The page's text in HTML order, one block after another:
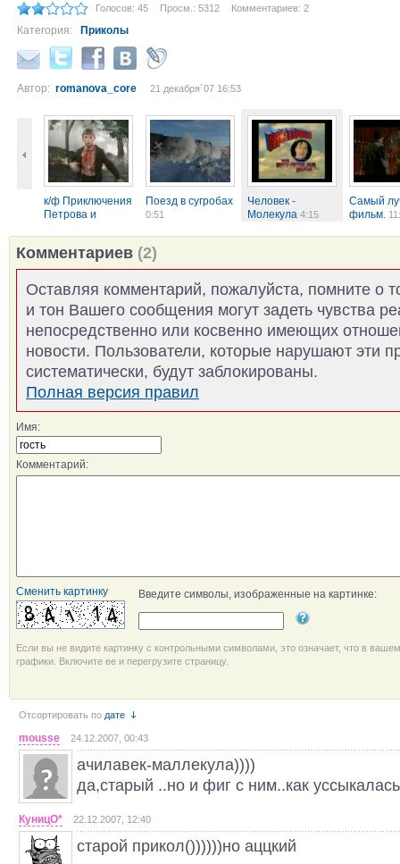
Голосов: 45 Просм.: 5312 Комментариев: 2
Категория: Приколы
Автор: romanova_core 21 декабря´07 16:53
к/ф Приключения
Петрова и
Поезд в сугробах
0:51
Человек -
Молекула 4:15
Самый
фильм.
Комментариев (2)
Оставляя комментарий, пожалуйста, помните о
и тон Вашего сообщения могут задеть чувства
непосредственно или косвенно имеющих
новости. Пользователи, которые нарушают эти
систематически, будут заблокированы.
Полная версия правил
Имя:
Комментарий:
Сменить картинку Введите символы, изображенные на картинке:
Если вы не видите картинку с контрольными символами, это означает, что в
графики. Включите ее и перегрузите страницу.
Отсортировать по дате
mousse 24.12.2007, 00:43
ачилавек-маллекула))))
да,старый ..но и фиг с ним..как
КуницО* 22.12.2007, 12:40
старой прикол())))))но аццкий